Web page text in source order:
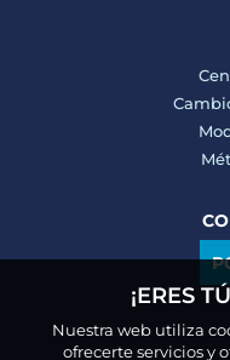
¡ERES
Nuestra web utiliza
ofrecerte servicios y